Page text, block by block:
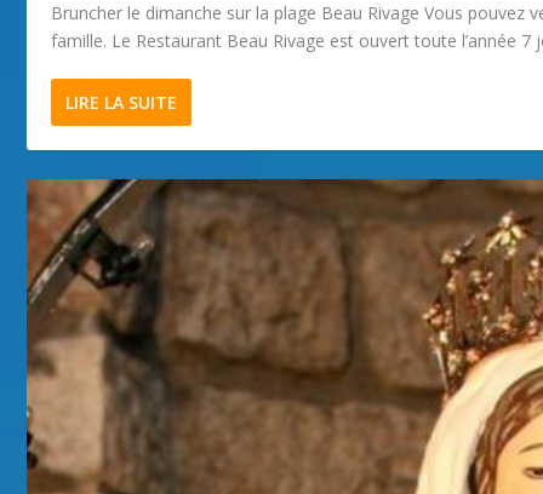
Bruncher le dimanche sur la plage Beau Rivage Vous pouvez
famille. Le Restaurant Beau Rivage est ouvert toute l’année 7
LIRE LA SUITE